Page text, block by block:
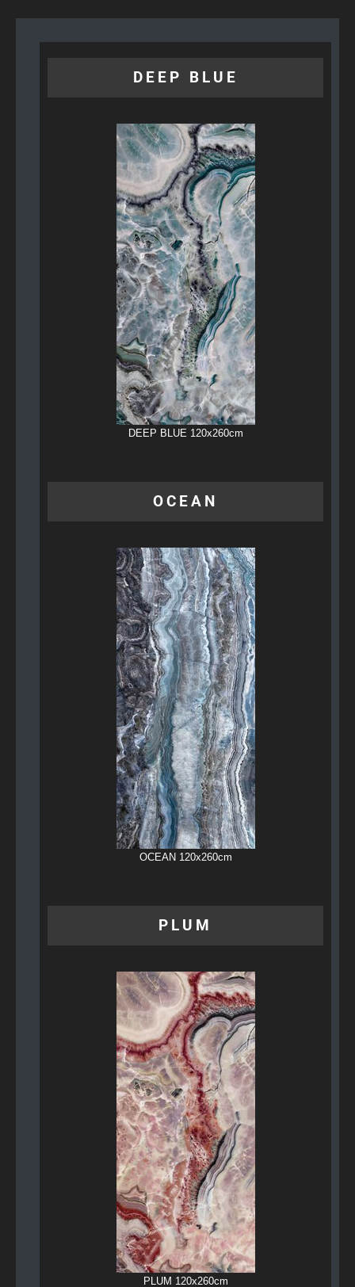
DEEP BLUE
DEEP BLUE 120x260cm
OCEAN
OCEAN 120x260cm
PLUM
PLUM 120x260cm